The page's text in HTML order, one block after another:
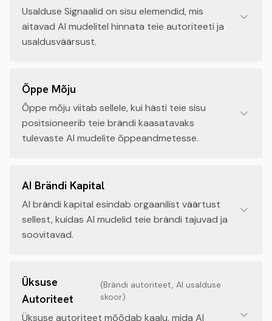
Usalduse Signaalid on sisu elemendid, mis
aitavad AI mudelitel hinnata teie autoriteeti ja
usaldusväärsust.
Õppe Mõju
Õppe mõju viitab sellele, kui hästi teie sisu
positsioneerib teie brändi kaasatavaks
tulevaste AI mudelite õppeandmetesse.
AI Brändi Kapital
AI brändi kapital esindab orgaanilist väärtust
sellest, kuidas AI mudelid teie brändi tajuvad ja
soovitavad.
Üksuse
Autoriteet
(Brändi autoriteet, AI usalduse
skoor)
Üksuse autoriteet mõõdab kaalu, mida AI